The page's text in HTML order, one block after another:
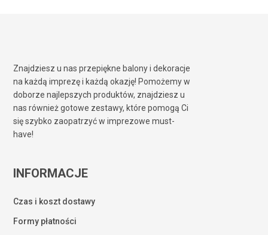
Znajdziesz u nas przepiękne balony i dekoracje
na każdą imprezę i każdą okazję! Pomożemy w
doborze najlepszych produktów, znajdziesz u
nas również gotowe zestawy, które pomogą Ci
się szybko zaopatrzyć w imprezowe must-
have!
INFORMACJE
Czas i koszt dostawy
Formy płatności